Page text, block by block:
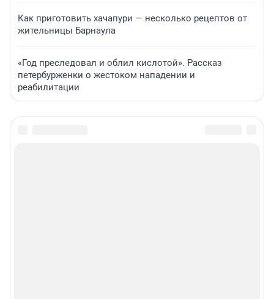
Как приготовить хачапури — несколько рецептов от
жительницы Барнаула
«Год преследовал и облил кислотой». Рассказ
петербурженки о жестоком нападении и
реабилитации